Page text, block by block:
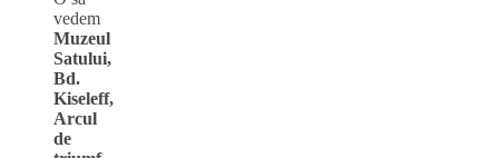
vedem
Muzeul
Satului,
Bd.
Kiseleff,
Arcul
de